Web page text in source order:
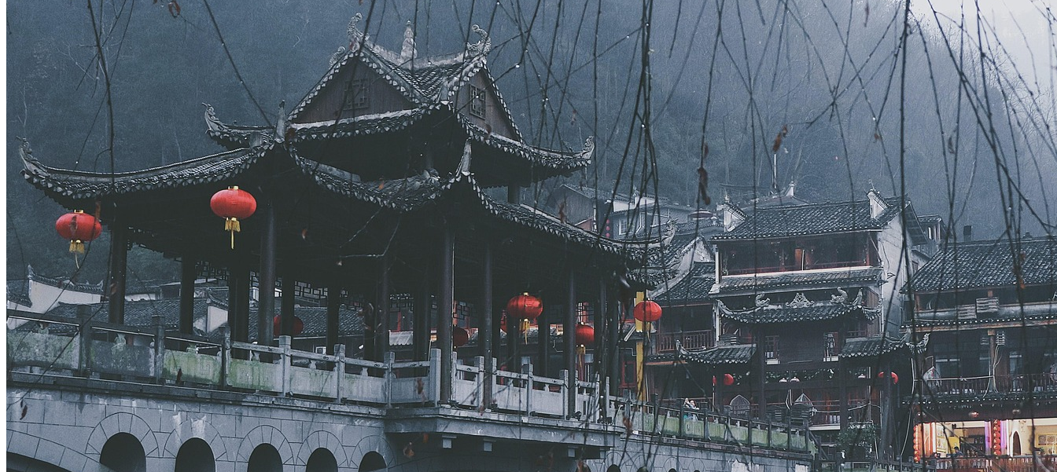
Google Ads přináší podíl kliknutí do metrik
konkurence v Search kampani.
8. 5. 2026
Jak zabránit ponurosti v interiéru
7. 5. 2026
Jak tři SEO strategie vybudovaly dnešní obry
e-komerce
7. 5. 2026
Latest Comments
Žádné komentáře.